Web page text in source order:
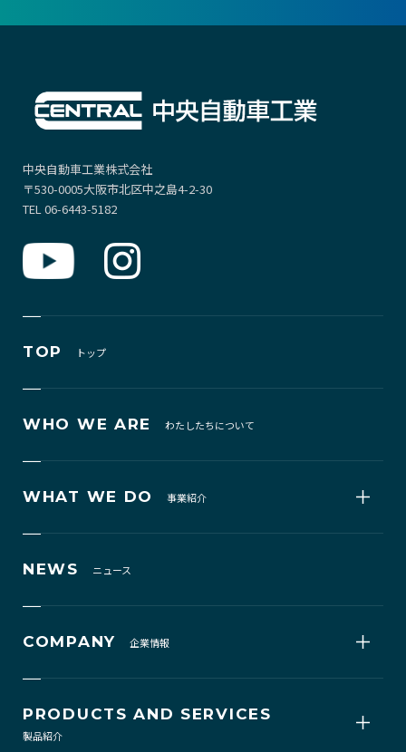
中央自動車工業株式会社
〒530-0005大阪市北区中之島4-2-30
TEL 06-6443-5182
TOP トップ
WHO WE ARE わたしたちについて
WHAT WE DO 事業紹介
NEWS ニュース
COMPANY 企業情報
PRODUCTS AND SERVICES
製品紹介